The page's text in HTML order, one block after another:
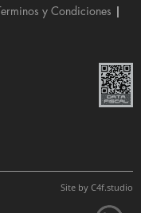
Terminos y Condiciones
Site by C4f.studio